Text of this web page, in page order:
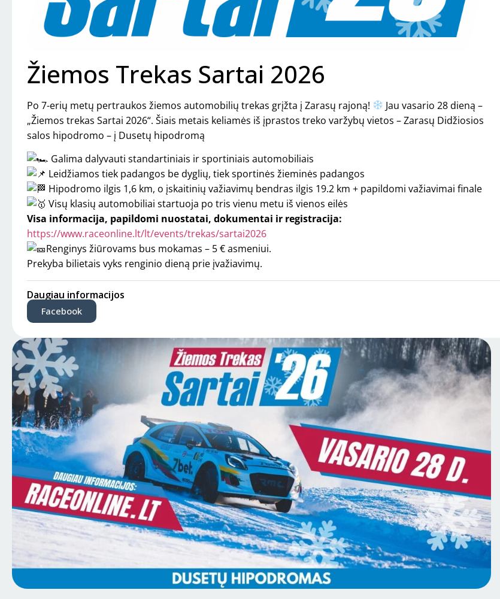
Žiemos Trekas Sartai 2026
Po 7-erių metų pertraukos žiemos automobilių trekas grįžta į Zarasų rajoną!
Jau vasario 28 dieną –
„Žiemos trekas Sartai 2026“. Šiais metais keliamės iš įprastos treko varžybų vietos – Zarasų Didžiosios
salos hipodromo – į Dusetų hipodromą
Galima dalyvauti standartiniais ir sportiniais automobiliais
Leidžiamos tiek padangos be dyglių, tiek sportinės žieminės padangos
Hipodromo ilgis 1,6 km, o įskaitinių važiavimų bendras ilgis 19.2 km + papildomi važiavimai finale
Visų klasių automobiliai startuoja po tris vienu metu iš vienos eilės
Visa informacija, papildomi nuostatai, dokumentai ir registracija:
https://www.raceonline.lt/lt/events/trekas/sartai2026
Renginys žiūrovams bus mokamas – 5 € asmeniui.
Prekyba bilietais vyks renginio dieną prie įvažiavimų.
Daugiau informacijos
Facebook